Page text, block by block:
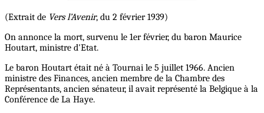
(Extrait de Vers l’Avenir, du 2 février 1939)
On annonce la mort, survenu le 1er février, du baron Maurice
Houtart, ministre d'Etat.
Le baron Houtart était né à Tournai le 5 juillet 1966. Ancien
ministre des Finances, ancien membre de la Chambre des
Représentants, ancien sénateur, il avait représenté la Belgique à la
Conférence de La Haye.